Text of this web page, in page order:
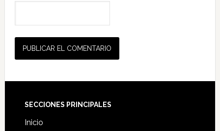
Footer
SECCIONES PRINCIPALES
Inicio